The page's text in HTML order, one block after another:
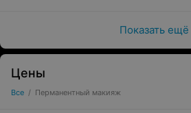
Показать ещё
Цены
Все / Перманентный макияж